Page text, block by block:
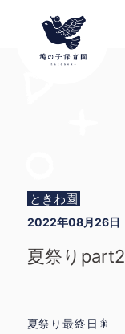
ときわ園
2022年08月26日
夏祭りpart2
夏祭り最終日🎇